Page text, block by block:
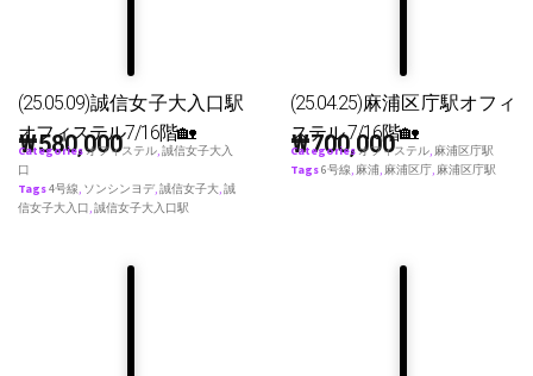
(25.05.09)誠信女子大入口駅
オフィステル7/16階🏡
₩580,000
Categoriesオフィステル,誠信女子大入
口
Tags4号線, ソンシンヨデ,誠信女子大,誠
信女子大入口,誠信女子大入口駅
(25.04.25)麻浦区庁駅オフィ
ステル 7/16階🏡
₩700,000
Categoriesオフィステル, 麻浦区庁駅
Tags6号線, 麻浦, 麻浦区庁, 麻浦区庁駅